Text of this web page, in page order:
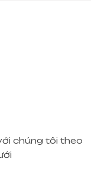
chúng tôi theo